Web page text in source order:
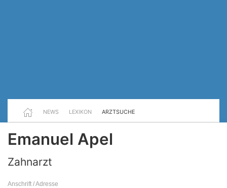
NEWS LEXIKON ARZTSUCHE
Emanuel Apel
Zahnarzt
Anschrift / Adresse